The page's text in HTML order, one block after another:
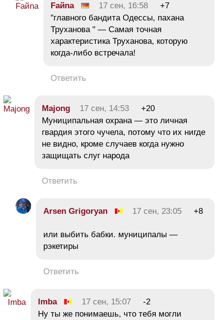
Faйna 17 сен, 16:58
+7
"главного бандита Одессы, пахана
Труханова " — Самая точная
характеристика Труханова, которую
когда-либо встречала!
Ответить
Majong 17 сен, 14:53
+20
Муниципальная охрана — это личная
гвардия этого чучела, потому что их нигде
не видно, кроме случаев когда нужно
защищать слуг народа
Ответить
Arsen Grigoryan 17 сен, 23:05 +8
или выбить бабки. муниципалы —
рэкетиры
Ответить
Imba 17 сен, 15:07
-2
Ну ты же понимаешь, что тебя могли